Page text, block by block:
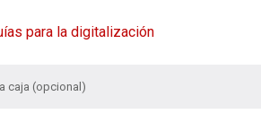
para la digitalización
caja (opcional)